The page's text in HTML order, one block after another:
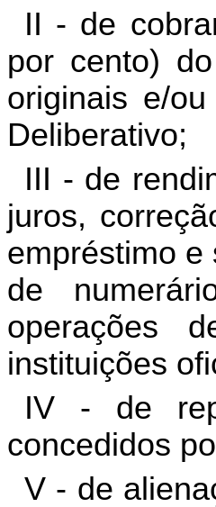
II - de
por cento)
originais e/
Deliberativo;
III - de
juros,
empréstimo e
de
operações
instituições
IV - de
concedidos
V - de